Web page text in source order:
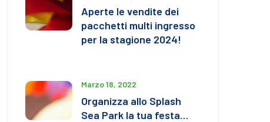
Aperte le vendite dei
pacchetti multi ingresso
per la stagione 2024!
Marzo 18, 2022
Organizza allo Splash
Sea Park la tua festa…